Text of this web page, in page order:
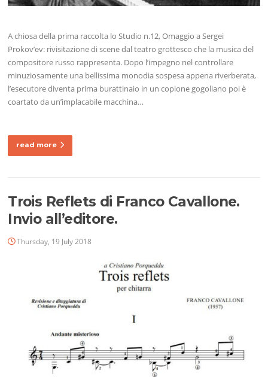
A chiosa della prima raccolta lo Studio n.12, Omaggio a Sergei
Prokov’ev: rivisitazione di scene dal teatro grottesco che la musica del
compositore russo rappresenta. Dopo l’impegno nel controllare
minuziosamente una bellissima monodia sospesa appena riverberata,
l’esecutore diventa prima burattinaio in un copione gogoliano poi è
coartato da un’implacabile macchina…
read more
Trois Reflets di Franco Cavallone.
Invio all’editore.
Thursday, 19 July 2018